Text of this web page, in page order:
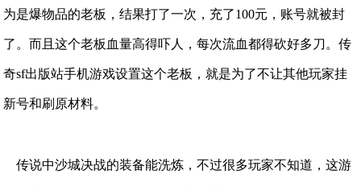
为是爆物品的老板，结果打了一次，充了100元，账号就被封
了。而且这个老板血量高得吓人，每次流血都得砍好多刀。传
奇sf出版站手机游戏设置这个老板，就是为了不让其他玩家挂
新号和刷原材料。
传说中沙城决战的装备能洗炼，不过很多玩家不知道，这游